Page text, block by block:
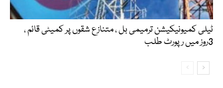
ٹیلی کمیونیکیشن ترمیمی بل ، متنازع شقوں پر کمیٹی قائم ،
3روز میں رپورٹ طلب